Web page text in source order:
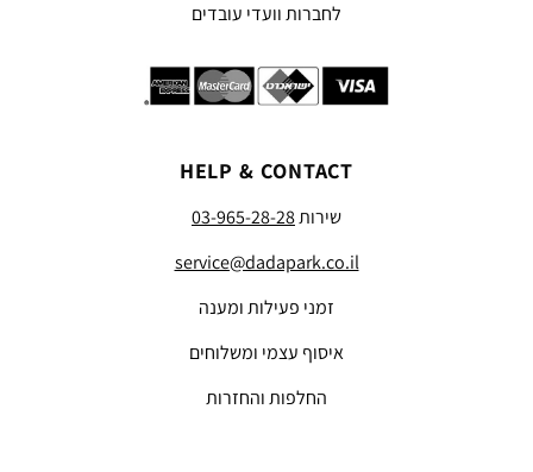
לחברות וועדי עובדים
HELP & CONTACT
שירות03-965-28-28
service@dadapark.co.il
זמני פעילות ומענה
איסוף עצמי ומשלוחים
החלפות והחזרות